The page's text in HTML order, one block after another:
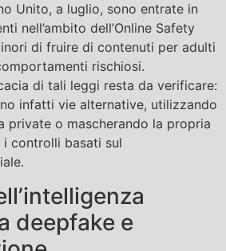
Unito, a luglio, sono entrate in
nell’ambito dell’Online Safety
di fruire di contenuti per adulti
rischiosi.
di tali leggi resta da verificare:
infatti vie alternative, utilizzando
private o mascherando la propria
controlli basati sul
deepfake e